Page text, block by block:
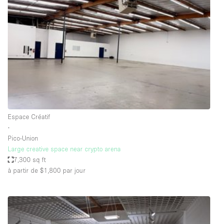
Animals Friendly
Ascenseur
Bar
Cabines d'essayage
Comptoir
Concierge
De plain-pied
Entrée Large
Espace Brut
Espace Epuré / Minimaliste
Espace Créatif
∙
Pico-Union
Large creative space near crypto arena
7,300 sq ft
à partir de $1,800 par jour